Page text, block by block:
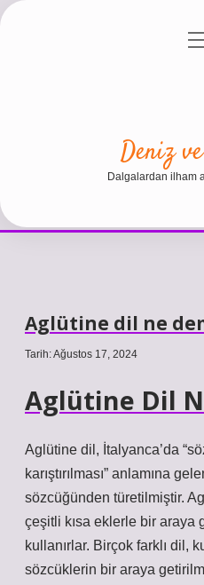
Gizlilik
Deniz
Dalgalardan ilham
Aglütine dil ne
Tarih: Ağustos 17, 2024
Aglütine Dil
Aglütine dil, İtalyanca’da
karıştırılması” anlamına
sözcüğünden türetilmiştir.
çeşitli kısa eklerle bir araya
kullanırlar. Birçok farklı dil,
sözcüklerin bir araya